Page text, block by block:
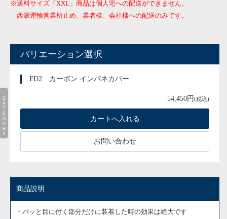
※送料サイズ「XXL」商品は個人宅への配送ができません。
西濃運輸営業所止め、業者様、会社様への配送のみです。
バリエーション選択
FD2 カーボン インパネカバー
54,450円(税込)
お問い合わせ
商品説明
・パッと目に付く部分だけに装着した時の効果は絶大です
ＣＡＴＥＧＯＲＹ